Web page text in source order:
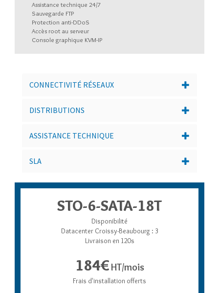
Assistance technique 24/7
Sauvegarde FTP
Protection anti-DDoS
Accès root au serveur
Console graphique KVM-IP
CONNECTIVITÉ RÉSEAUX
DISTRIBUTIONS
ASSISTANCE TECHNIQUE
SLA
STO-6-SATA-18T
Disponibilité
Datacenter Croissy-Beaubourg : 3
Livraison en 120s
184€HT/mois
Frais d'installation offerts